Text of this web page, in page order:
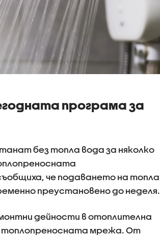
програма за
без топла вода за няколко
че подаването на топла
преустановено до неделя.
дейности в отоплителна
топлопреносната мрежа. От